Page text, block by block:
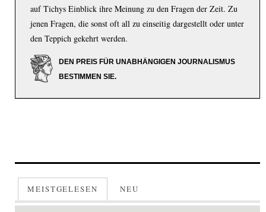
auf Tichys Einblick ihre Meinung zu den Fragen der Zeit. Zu
jenen Fragen, die sonst oft all zu einseitig dargestellt oder unter
den Teppich gekehrt werden.
DEN PREIS FÜR UNABHÄNGIGEN JOURNALISMUS
BESTIMMEN SIE.
MEISTGELESEN NEU